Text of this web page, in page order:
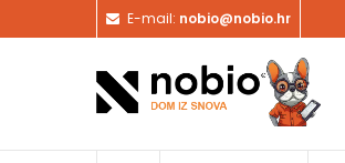
E-mail: nobio@nobio.hr